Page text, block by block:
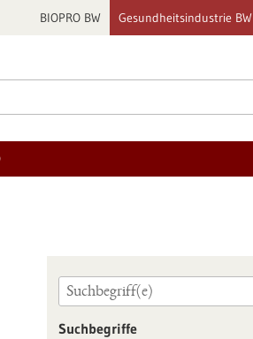
BIOPRO BW Gesundheitsindustrie BW
Suchbegriffe